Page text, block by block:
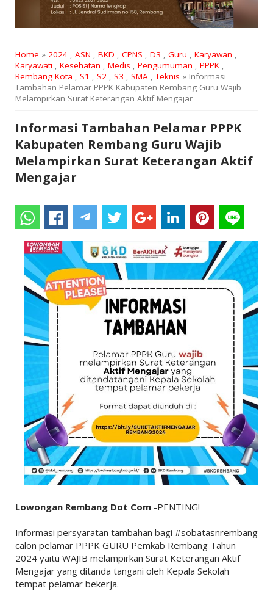
Home » 2024, ASN , BKD , CPNS , D3 , Guru , Karyawan ,
Karyawati , Kesehatan , Medis , Pengumuman , PPPK,
Rembang Kota , S1 , S2, S3 , SMA,Teknis » Informasi
Tambahan Pelamar PPPK Kabupaten Rembang Guru Wajib
Melampirkan Surat Keterangan Aktif Mengajar
Informasi Tambahan Pelamar PPPK
Kabupaten Rembang Guru Wajib
Melampirkan Surat Keterangan Aktif
Mengajar
Lowongan Rembang Dot Com-PENTING!
Informasi persyaratan tambahan bagi #sobatasnrembang
calon pelamar PPPK GURU Pemkab Rembang Tahun
2024 yaitu WAJIB melampirkan Surat Keterangan Aktif
Mengajar yang ditanda tangani oleh Kepala Sekolah
tempat pelamar bekerja.